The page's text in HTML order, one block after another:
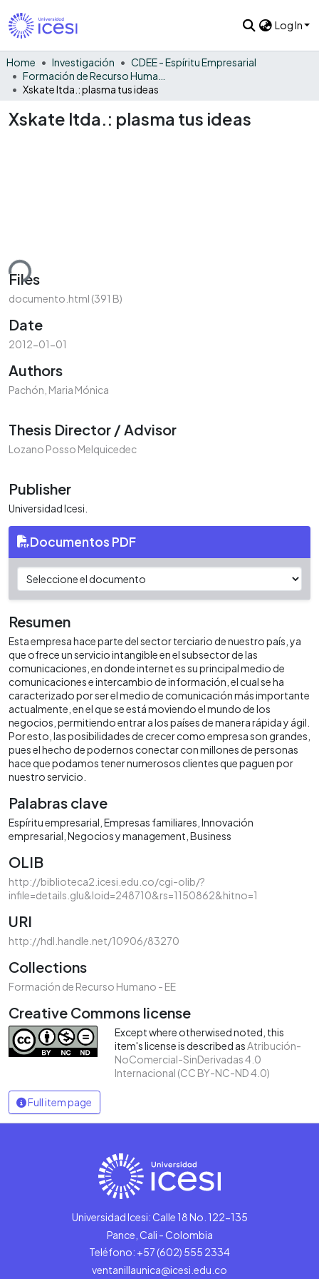
Log In
Home Investigación
CDEE - Espíritu Empresarial
Xskate ltda.: plasma tus ideas
Xskate ltda.: plasma tus ideas
Files
documento.html (391 B)
Date
2012-01-01
Authors
Pachón, Maria Mónica
Thesis Director / Advisor
Lozano Posso Melquicedec
Publisher
Universidad Icesi.
Documentos PDF
Resumen
Esta empresa hace parte del sector terciario de nuestro país, ya
que ofrece un servicio intangible en el subsector de las
comunicaciones, en donde internet es su principal medio de
comunicaciones e intercambio de información, el cual se ha
caracterizado por ser el medio de comunicación más importante
actualmente, en el que se está moviendo el mundo de los
negocios, permitiendo entrar a los países de manera rápida y ágil.
Por esto, las posibilidades de crecer como empresa son grandes,
pues el hecho de podernos conectar con millones de personas
hace que podamos tener numerosos clientes que paguen por
nuestro servicio.
Palabras clave
Espíritu empresarial Empresas familiares Innovación
empresarial Negocios y management Business
OLIB
http://biblioteca2.icesi.edu.co/cgi-olib/?
infile=details.glu&loid=248710&rs=1150862&hitno=1
URI
http://hdl.handle.net/10906/83270
Collections
Formación de Recurso Humano - EE
Creative Commons license
Except where otherwised noted, this
item's license is described asAtribución-
NoComercial-SinDerivadas 4.0
Internacional (CC BY-NC-ND 4.0)
Full item page
Universidad Icesi: Calle 18 No. 122-135
Pance, Cali - Colombia
Teléfono: +57 (602) 555 2334
ventanillaunica@icesi.edu.co